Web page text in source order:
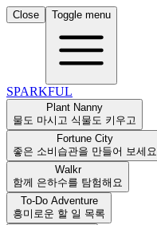
Close Toggle menu
SPARKFUL
Plant Nanny
물도 마시고 식물도 키우고
Fortune City
좋은 소비습관을 만들어 보세요
Walkr
함께 은하수를 탐험해요
To-Do Adventure
흥미로운 할 일 목록